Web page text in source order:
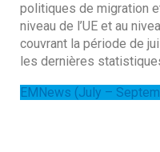
politiques de migration
niveau de l’UE et au
couvrant la période de
les dernières
EMNews (July –